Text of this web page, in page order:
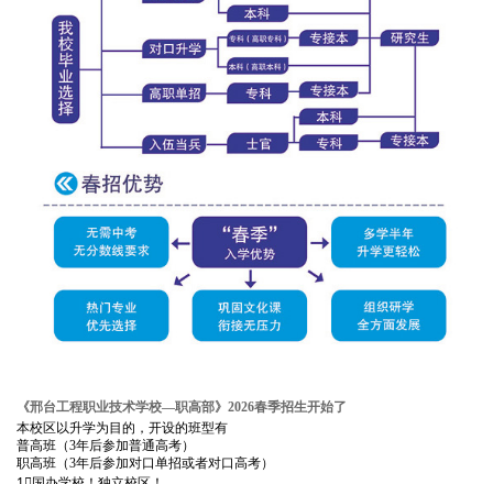
《邢台工程职业技术学校—职高部》2026春季招生开始了
本校区以升学为目的，开设的班型有
普高班（3年后参加普通高考）
职高班（3年后参加对口单招或者对口高考）